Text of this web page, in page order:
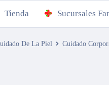
Tienda Sucursales
De La Piel Cuidado